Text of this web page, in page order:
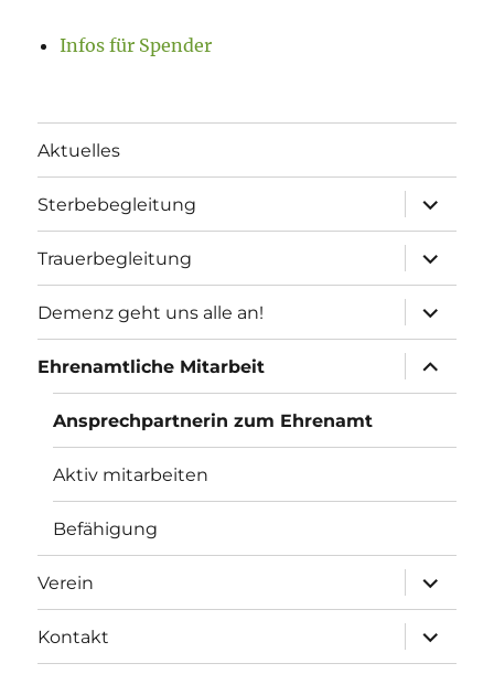
Infos für Spender
Aktuelles
Sterbebegleitung
öffnen
Trauerbegleitung
öffnen
Demenz geht uns alle an!
öffnen
Ehrenamtliche Mitarbeit
öffnen
Ansprechpartnerin zum Ehrenamt
Aktiv mitarbeiten
Befähigung
Verein
öffnen
Kontakt
öffnen